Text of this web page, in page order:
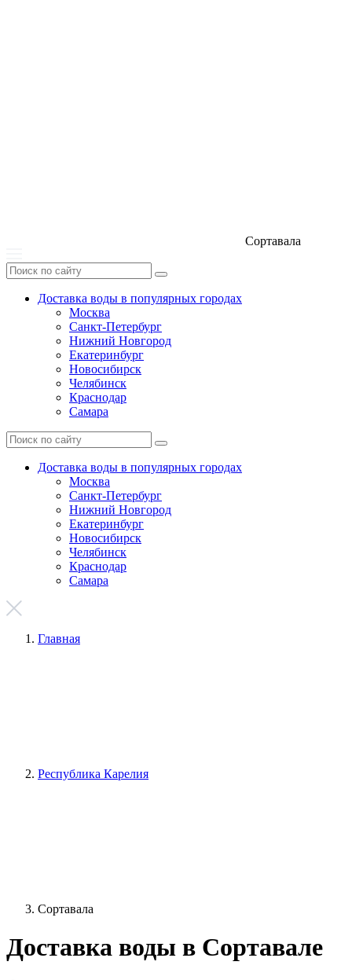
Сортавала
Доставка воды в популярных городах
Москва
Санкт-Петербург
Нижний Новгород
Екатеринбург
Новосибирск
Челябинск
Краснодар
Самара
Доставка воды в популярных городах
Москва
Санкт-Петербург
Нижний Новгород
Екатеринбург
Новосибирск
Челябинск
Краснодар
Самара
Главная
Республика Карелия
Сортавала
Доставка воды в Сортавале